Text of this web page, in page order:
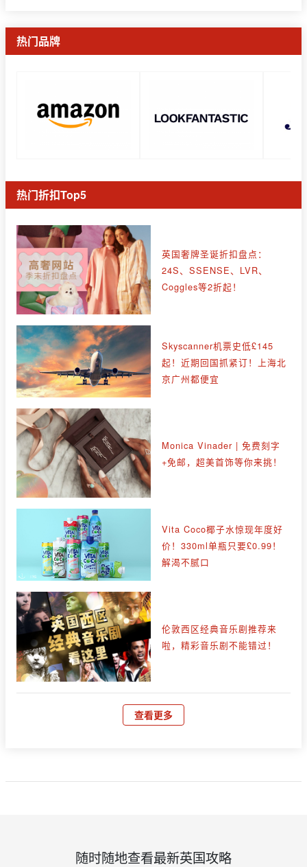
热门品牌
热门折扣Top5
英国奢牌圣诞折扣盘点：
24S、SSENSE、LVR、
Coggles等2折起！
Skyscanner机票史低£145
起！近期回国抓紧订！上海北
京广州都便宜
Monica Vinader | 免费刻字
+免邮，超美首饰等你来挑！
Vita Coco椰子水惊现年度好
价！330ml单瓶只要£0.99！
解渴不腻口
伦敦西区经典音乐剧推荐来
啦，精彩音乐剧不能错过！
查看更多
随时随地查看最新英国攻略